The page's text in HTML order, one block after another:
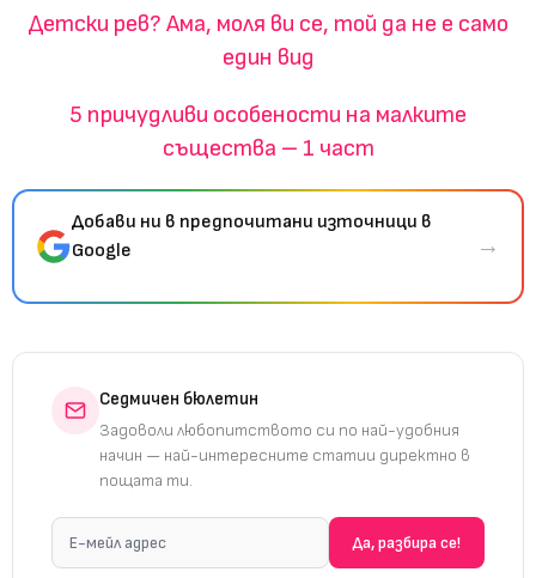
Детски рев? Ама, моля ви се, той да не е само
един вид
5 причудливи особености на малките
същества – 1 част
Добави ни в предпочитани източници в
Google
→
Седмичен бюлетин
Задоволи любопитството си по най-удобния
начин — най-интересните статии директно в
пощата ти.